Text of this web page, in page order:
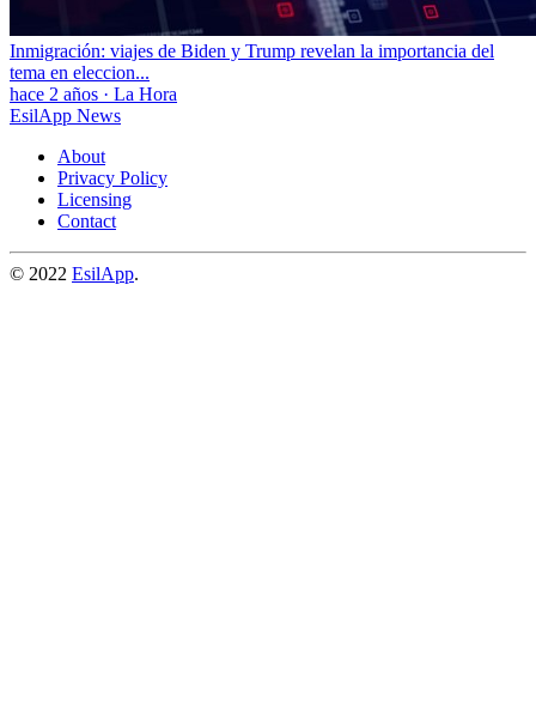
Inmigración: viajes de Biden y Trump revelan la importancia del
tema en eleccion...
hace 2 años · La Hora
EsilApp News
About
Privacy Policy
Licensing
Contact
© 2022 EsilApp.